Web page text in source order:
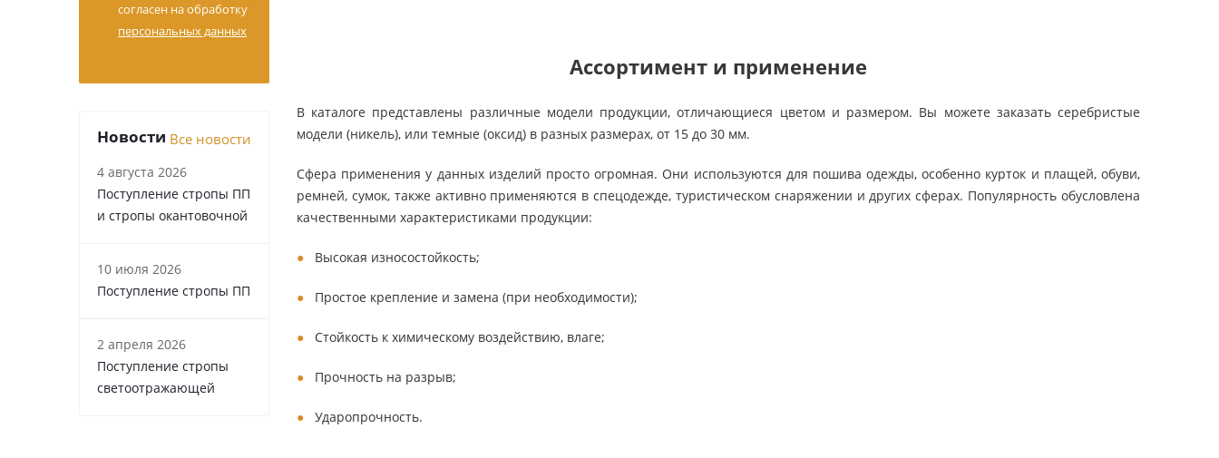
Ассортимент и применение
В каталоге представлены различные модели продукции, отличающиеся цветом и размером. Вы можете заказать серебристые
модели (никель), или темные (оксид) в разных размерах, от 15 до 30 мм.
Сфера применения у данных изделий просто огромная. Они используются для пошива одежды, особенно курток и плащей, обуви,
ремней, сумок, также активно применяются в спецодежде, туристическом снаряжении и других сферах. Популярность обусловлена
качественными характеристиками продукции:
Высокая износостойкость;
Простое крепление и замена (при необходимости);
Стойкость к химическому воздействию, влаге;
Прочность на разрыв;
Ударопрочность.
согласен на обработку
персональных данных
Новости Все новости
4 августа 2026
Поступление стропы ПП
и стропы окантовочной
10 июля 2026
Поступление стропы ПП
2 апреля 2026
Поступление стропы
светоотражающей